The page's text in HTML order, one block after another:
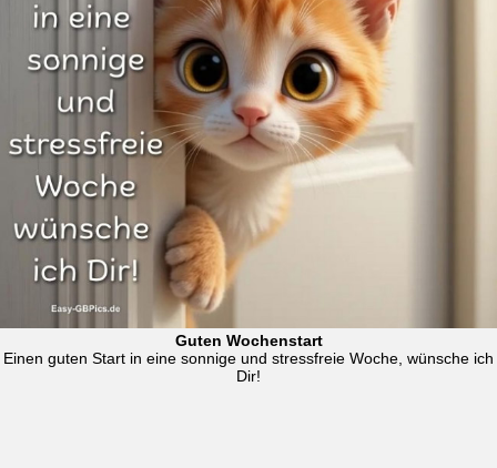
Guten Wochenstart
Einen guten Start in eine sonnige und stressfreie Woche, wünsche ich
Dir!